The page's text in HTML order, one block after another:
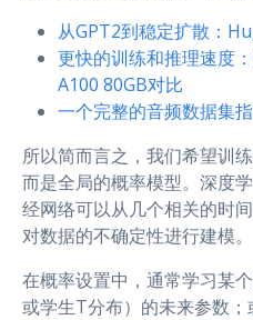
从GPT2到稳定扩散：
更快的训练和推理速度
A100 80GB对比
一个完整的音频数据集
所以简而言之，我们希望训
而是全局的概率模型。深度
经网络可以从几个相关的时
对数据的不确定性进行建模。
在概率设置中，通常学习某
或学生T分布）的未来参数